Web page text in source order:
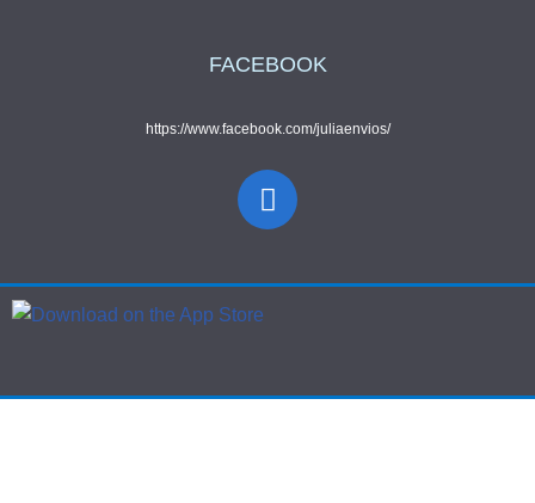
FACEBOOK
https://www.facebook.com/juliaenvios/